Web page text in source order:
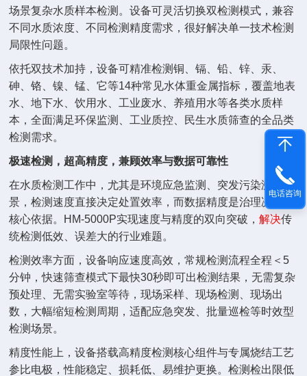
场景复杂水质样本检测。设备可灵活切换双检测模式，兼容
不同水质浓度、不同检测精度需求，很好解决单一技术检测
局限性问题。
依托双技术加持，设备可精准检测铜、镉、铅、锌、汞、
砷、铬、镍、锰、它等14种常见水体重金属指标，覆盖地表
水、地下水、饮用水、工业废水、养殖用水等各类水质样
本，全面满足环保监测、工业质控、民生水质筛查的全品类
检测需求。
极速检测，超高精度，兼顾效率与数据可靠性
在水质检测工作中，尤其是环境应急监测、突发污染溯源场
景，检测速度直接决定处置效率，而数据精度是治理决策的
核心依据。HM-5000P实现速度与精度的双向突破，解决传
统检测低效、误差大的行业难题。
检测效率方面，设备响应速度高效，常规检测流程全程＜5
分钟，快速筛查模式下最快30秒即可出检测结果，无需复杂
预处理、无需实验室等待，现场采样、现场检测、现场出
数，大幅缩短检测周期，适配应急突发、批量巡检等时效型
检测场景。
精度性能上，设备搭载高精度检测核心组件与专属烧结工艺
参比电极，性能稳定、损耗低、易维护更换。检测检出限低
电话咨询